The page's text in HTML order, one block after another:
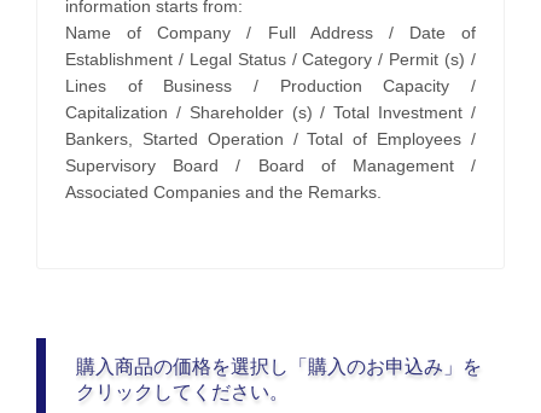
information starts from:
Name of Company / Full Address / Date of
Establishment / Legal Status / Category / Permit (s) /
Lines of Business / Production Capacity /
Capitalization / Shareholder (s) / Total Investment /
Bankers, Started Operation / Total of Employees /
Supervisory Board / Board of Management /
Associated Companies and the Remarks.
購入商品の価格を選択し「購入のお申込み」を
クリックしてください。